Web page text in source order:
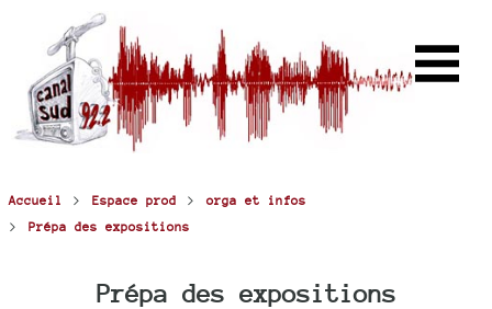
Accueil > Espace prod > orga et infos
> Prépa des expositions
Prépa des expositions